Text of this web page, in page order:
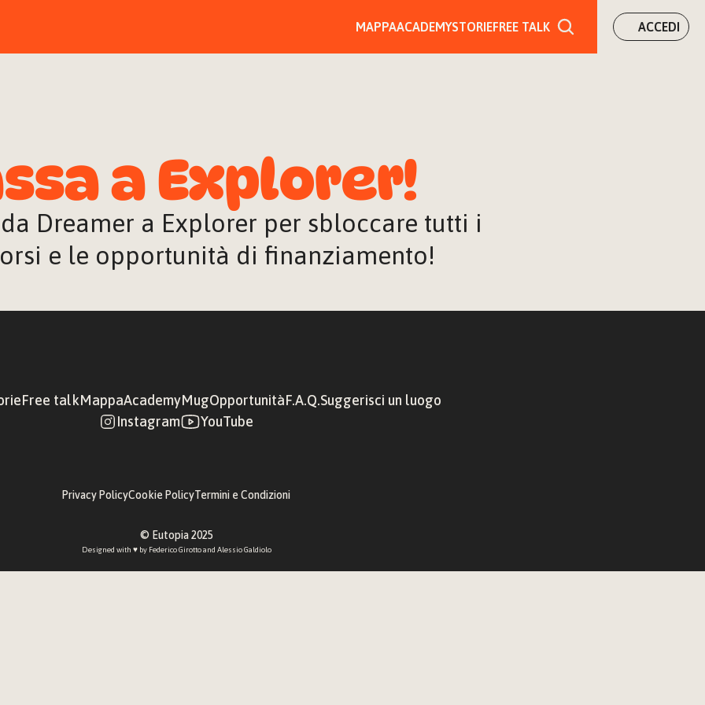
MAPPAACADEMYSTORIEFREE TALK ACCEDI
a Explorer!
Dreamer a Explorer per sbloccare tutti i
e le opportunità di finanziamento!
Free talkMappaAcademyMugOpportunitàF.A.Q.Suggerisci un luogo
Instagram
YouTube
Privacy PolicyCookie PolicyTermini e Condizioni
© Eutopia 2025
Designed with ♥︎ by Federico Girotto and Alessio Galdiolo